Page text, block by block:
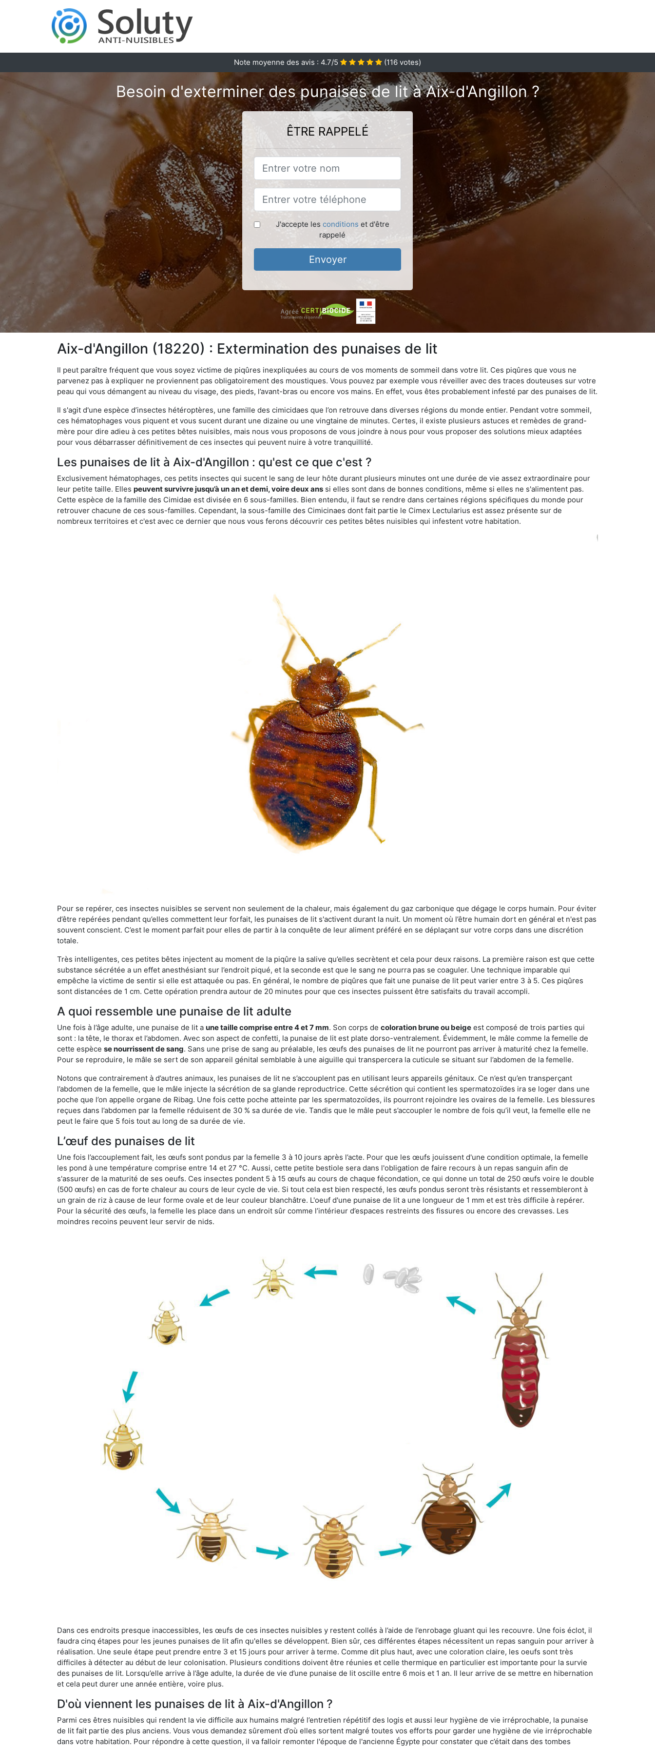
Note moyenne des avis : 4.7/5 (116 votes)
Besoin d'exterminer des punaises de lit à Aix-d'Angillon ?
ÊTRE RAPPELÉ
J'accepte les conditions et d'être
rappelé
Envoyer
Aix-d'Angillon (18220) : Extermination des punaises de lit
Il peut paraître fréquent que vous soyez victime de piqûres inexpliquées au cours de vos moments de sommeil dans votre lit. Ces piqûres que vous ne
parvenez pas à expliquer ne proviennent pas obligatoirement des moustiques. Vous pouvez par exemple vous réveiller avec des traces douteuses sur votre
peau qui vous démangent au niveau du visage, des pieds, l’avant-bras ou encore vos mains. En effet, vous êtes probablement infesté par des punaises de lit.
Il s'agit d'une espèce d’insectes hétéroptères, une famille des cimicidaes que l’on retrouve dans diverses régions du monde entier. Pendant votre sommeil,
ces hématophages vous piquent et vous sucent durant une dizaine ou une vingtaine de minutes. Certes, il existe plusieurs astuces et remèdes de grand-
mère pour dire adieu à ces petites bêtes nuisibles, mais nous vous proposons de vous joindre à nous pour vous proposer des solutions mieux adaptées
pour vous débarrasser définitivement de ces insectes qui peuvent nuire à votre tranquillité.
Les punaises de lit à Aix-d'Angillon : qu'est ce que c'est ?
Exclusivement hématophages, ces petits insectes qui sucent le sang de leur hôte durant plusieurs minutes ont une durée de vie assez extraordinaire pour
leur petite taille. Elles peuvent survivre jusqu’à un an et demi, voire deux ans si elles sont dans de bonnes conditions, même si elles ne s'alimentent pas.
Cette espèce de la famille des Cimidae est divisée en 6 sous-familles. Bien entendu, il faut se rendre dans certaines régions spécifiques du monde pour
retrouver chacune de ces sous-familles. Cependant, la sous-famille des Cimicinaes dont fait partie le Cimex Lectularius est assez présente sur de
nombreux territoires et c'est avec ce dernier que nous vous ferons découvrir ces petites bêtes nuisibles qui infestent votre habitation.
Pour se repérer, ces insectes nuisibles se servent non seulement de la chaleur, mais également du gaz carbonique que dégage le corps humain. Pour éviter
d’être repérées pendant qu’elles commettent leur forfait, les punaises de lit s'activent durant la nuit. Un moment où l’être humain dort en général et n'est pas
souvent conscient. C’est le moment parfait pour elles de partir à la conquête de leur aliment préféré en se déplaçant sur votre corps dans une discrétion
totale.
Très intelligentes, ces petites bêtes injectent au moment de la piqûre la salive qu’elles secrètent et cela pour deux raisons. La première raison est que cette
substance sécrétée a un effet anesthésiant sur l’endroit piqué, et la seconde est que le sang ne pourra pas se coaguler. Une technique imparable qui
empêche la victime de sentir si elle est attaquée ou pas. En général, le nombre de piqûres que fait une punaise de lit peut varier entre 3 à 5. Ces piqûres
sont distancées de 1 cm. Cette opération prendra autour de 20 minutes pour que ces insectes puissent être satisfaits du travail accompli.
A quoi ressemble une punaise de lit adulte
Une fois à l’âge adulte, une punaise de lit a une taille comprise entre 4 et 7 mm. Son corps de coloration brune ou beige est composé de trois parties qui
sont : la tête, le thorax et l’abdomen. Avec son aspect de confetti, la punaise de lit est plate dorso-ventralement. Évidemment, le mâle comme la femelle de
cette espèce se nourrissent de sang. Sans une prise de sang au préalable, les œufs des punaises de lit ne pourront pas arriver à maturité chez la femelle.
Pour se reproduire, le mâle se sert de son appareil génital semblable à une aiguille qui transpercera la cuticule se situant sur l’abdomen de la femelle.
Notons que contrairement à d’autres animaux, les punaises de lit ne s’accouplent pas en utilisant leurs appareils génitaux. Ce n’est qu’en transperçant
l’abdomen de la femelle, que le mâle injecte la sécrétion de sa glande reproductrice. Cette sécrétion qui contient les spermatozoïdes ira se loger dans une
poche que l’on appelle organe de Ribag. Une fois cette poche atteinte par les spermatozoïdes, ils pourront rejoindre les ovaires de la femelle. Les blessures
reçues dans l’abdomen par la femelle réduisent de 30 % sa durée de vie. Tandis que le mâle peut s’accoupler le nombre de fois qu’il veut, la femelle elle ne
peut le faire que 5 fois tout au long de sa durée de vie.
L’œuf des punaises de lit
Une fois l’accouplement fait, les œufs sont pondus par la femelle 3 à 10 jours après l’acte. Pour que les œufs jouissent d'une condition optimale, la femelle
les pond à une température comprise entre 14 et 27 °C. Aussi, cette petite bestiole sera dans l'obligation de faire recours à un repas sanguin afin de
s'assurer de la maturité de ses oeufs. Ces insectes pondent 5 à 15 œufs au cours de chaque fécondation, ce qui donne un total de 250 œufs voire le double
(500 œufs) en cas de forte chaleur au cours de leur cycle de vie. Si tout cela est bien respecté, les œufs pondus seront très résistants et ressembleront à
un grain de riz à cause de leur forme ovale et de leur couleur blanchâtre. L'oeuf d'une punaise de lit a une longueur de 1 mm et est très difficile à repérer.
Pour la sécurité des œufs, la femelle les place dans un endroit sûr comme l’intérieur d’espaces restreints des fissures ou encore des crevasses. Les
moindres recoins peuvent leur servir de nids.
Dans ces endroits presque inaccessibles, les œufs de ces insectes nuisibles y restent collés à l’aide de l’enrobage gluant qui les recouvre. Une fois éclot, il
faudra cinq étapes pour les jeunes punaises de lit afin qu'elles se développent. Bien sûr, ces différentes étapes nécessitent un repas sanguin pour arriver à
réalisation. Une seule étape peut prendre entre 3 et 15 jours pour arriver à terme. Comme dit plus haut, avec une coloration claire, les oeufs sont très
difficiles à détecter au début de leur colonisation. Plusieurs conditions doivent être réunies et celle thermique en particulier est importante pour la survie
des punaises de lit. Lorsqu’elle arrive à l’âge adulte, la durée de vie d’une punaise de lit oscille entre 6 mois et 1 an. Il leur arrive de se mettre en hibernation
et cela peut durer une année entière, voire plus.
D'où viennent les punaises de lit à Aix-d'Angillon ?
Parmi ces êtres nuisibles qui rendent la vie difficile aux humains malgré l’entretien répétitif des logis et aussi leur hygiène de vie irréprochable, la punaise
de lit fait partie des plus anciens. Vous vous demandez sûrement d’où elles sortent malgré toutes vos efforts pour garder une hygiène de vie irréprochable
dans votre habitation. Pour répondre à cette question, il va falloir remonter l'époque de l'ancienne Égypte pour constater que c’était dans des tombes